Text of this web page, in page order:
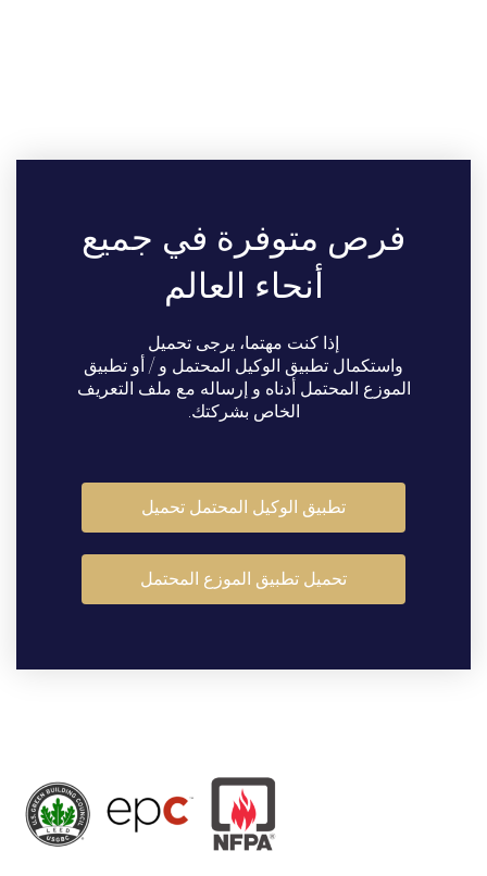
فرص متوفرة في جميع
أنحاء العالم
إذا كنت مهتما، يرجى تحميل
واستكمال تطبيق الوكيل المحتمل و / أو تطبيق
الموزع المحتمل أدناه و إرساله مع ملف التعريف
الخاص بشركتك.
تطبيق الوكيل المحتمل تحميل
تحميل تطبيق الموزع المحتمل